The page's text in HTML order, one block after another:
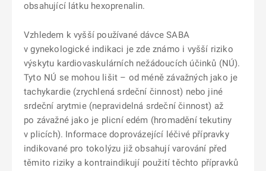
obsahující látku hexoprenalin.
Vzhledem k vyšší používané dávce SABA
v gynekologické indikaci je zde známo i vyšší riziko
výskytu kardiovaskulárních nežádoucích účinků (NÚ).
Tyto NÚ se mohou lišit – od méně závažných jako je
tachykardie (zrychlená srdeční činnost) nebo jiné
srdeční arytmie (nepravidelná srdeční činnost) až
po závažné jako je plicní edém (hromadění tekutiny
v plicích). Informace doprovázející léčivé přípravky
indikované pro tokolýzu již obsahují varování před
těmito riziky a kontraindikují použití těchto přípravků